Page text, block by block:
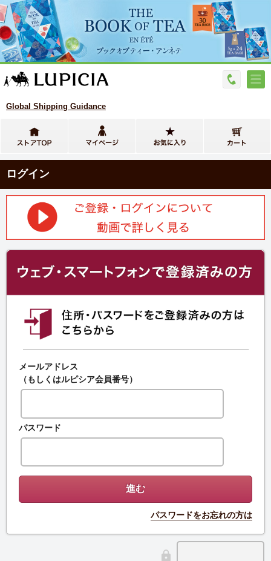
Global Shipping Guidance
ログイン
メールアドレス
（もしくはルピシア会員番号）
パスワード
パスワードをお忘れの方は